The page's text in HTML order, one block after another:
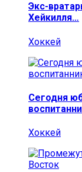
Экс-
Хейкилля…
Хоккей
Сегодня
Хоккей